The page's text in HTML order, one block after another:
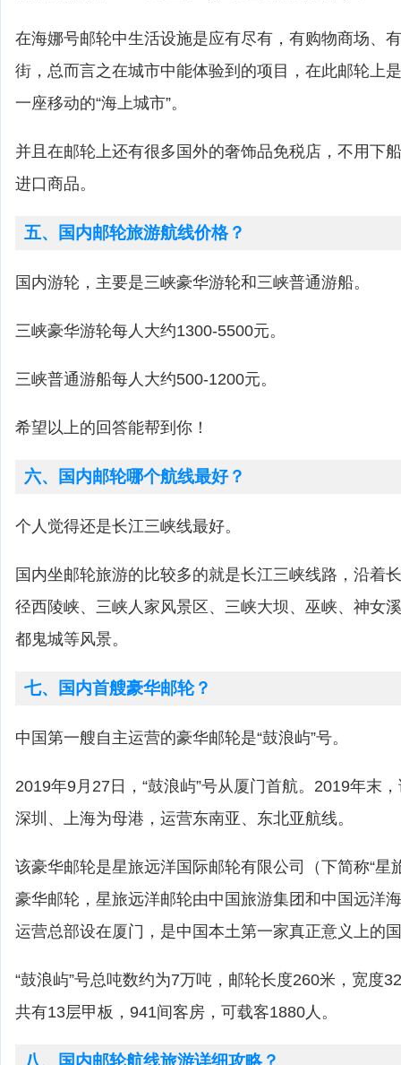
在海娜号邮轮中生活设施是应有尽有，有购物商场、
街，总而言之在城市中能体验到的项目，在此邮轮上
一座移动的“海上城市”。
并且在邮轮上还有很多国外的奢饰品免税店，不用下
进口商品。
五、国内邮轮旅游航线价格？
国内游轮，主要是三峡豪华游轮和三峡普通游船。
三峡豪华游轮每人大约1300-5500元。
三峡普通游船每人大约500-1200元。
希望以上的回答能帮到你！
六、国内邮轮哪个航线最好？
个人觉得还是长江三峡线最好。
国内坐邮轮旅游的比较多的就是长江三峡线路，沿着
径西陵峡、三峡人家风景区、三峡大坝、巫峡、神女
都鬼城等风景。
七、国内首艘豪华邮轮？
中国第一艘自主运营的豪华邮轮是“鼓浪屿”号。
2019年9月27日，“鼓浪屿”号从厦门首航。2019年末
深圳、上海为母港，运营东南亚、东北亚航线。
该豪华邮轮是星旅远洋国际邮轮有限公司（下简称“星
豪华邮轮，星旅远洋邮轮由中国旅游集团和中国远洋
运营总部设在厦门，是中国本土第一家真正意义上的
“鼓浪屿”号总吨数约为7万吨，邮轮长度260米，宽度
共有13层甲板，941间客房，可载客1880人。
八、国内邮轮航线旅游详细攻略？